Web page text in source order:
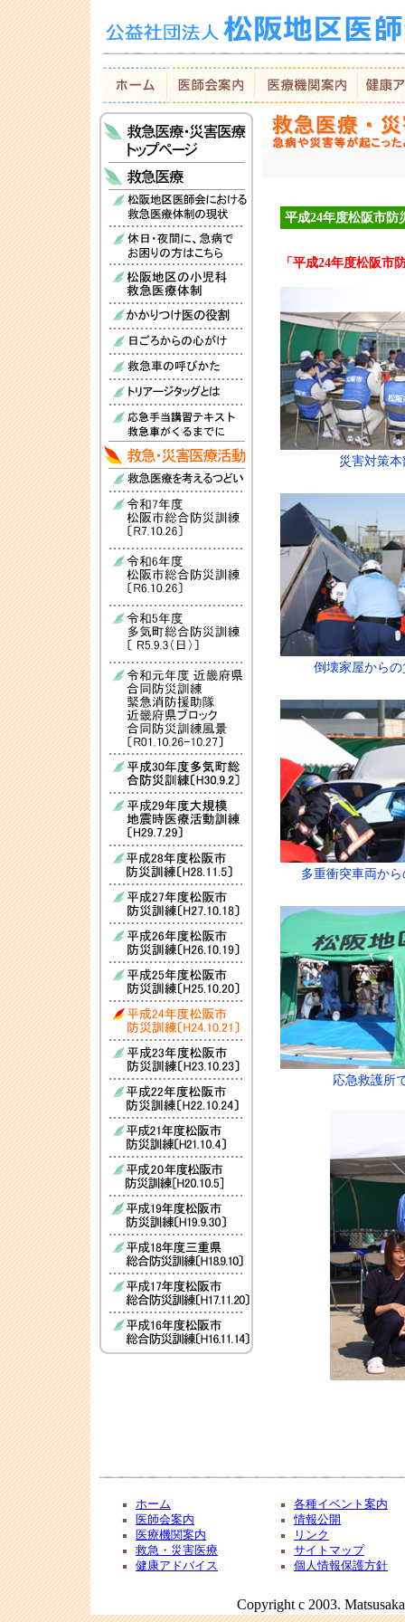
平成24年度松阪市
「平成24年度松阪市
災害対策
倒壊家屋から
多重衝突車両か
応急救護所
ホーム
各種イベント案内
医師会案内
情報公開
医療機関案内
リンク
救急・災害医療
サイトマップ
健康アドバイス
個人情報保護方針
Copyright c 2003.